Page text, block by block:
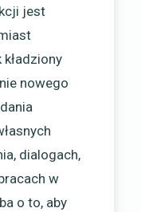
jest
kładziony
nowego
dialogach,
w
o to, aby